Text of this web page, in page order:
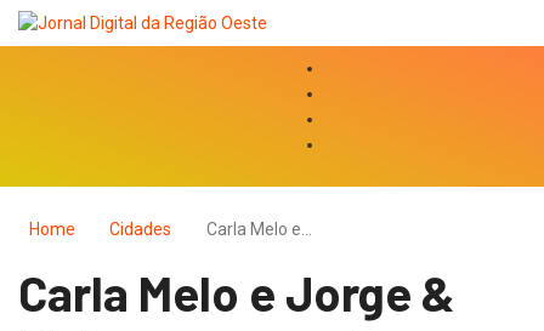
Home Cidades Carla Melo e…
Carla Melo e Jorge &